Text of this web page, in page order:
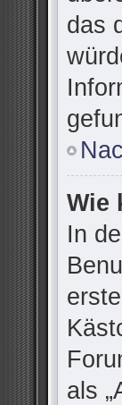
das
Wie
In
als